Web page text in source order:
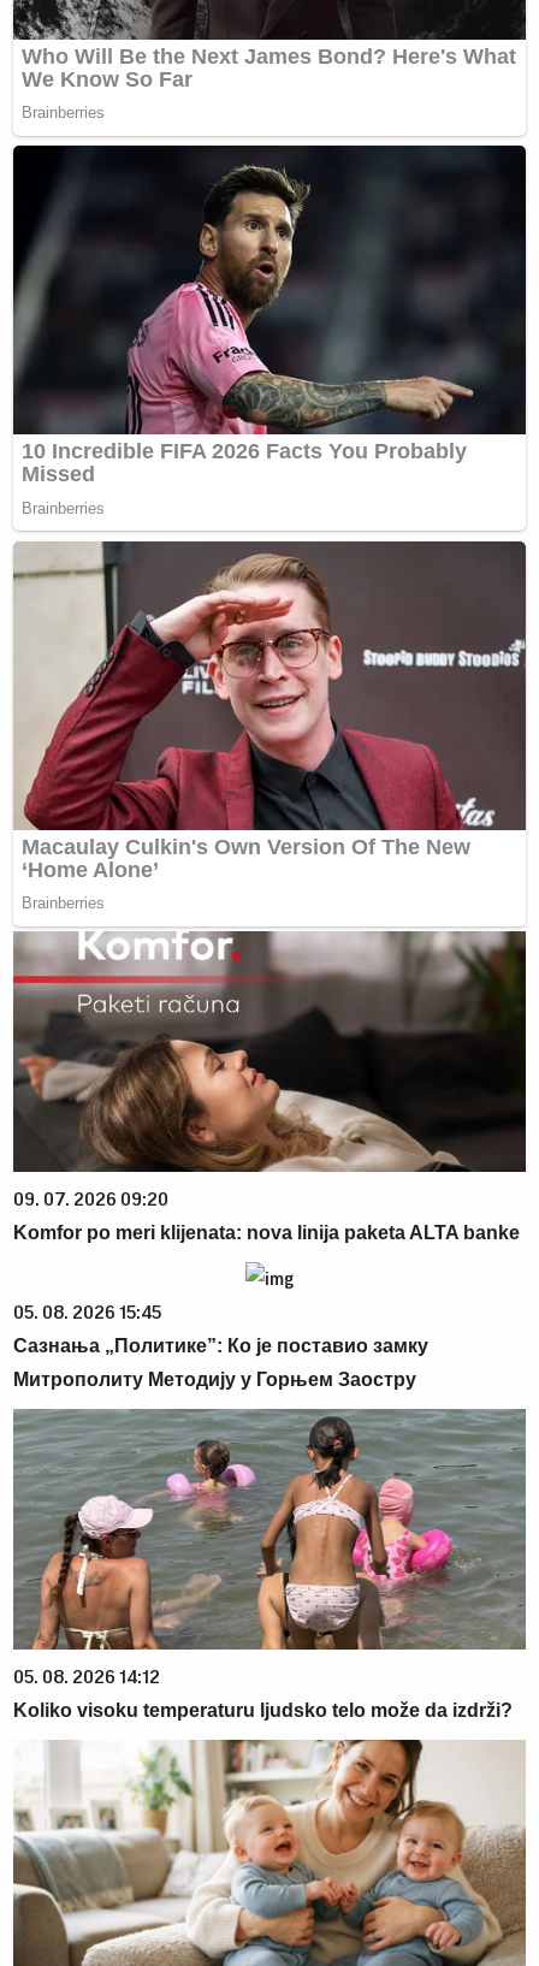
09. 07. 2026 09:20
Komfor po meri klijenata: nova linija paketa ALTA banke
05. 08. 2026 15:45
Сазнања „Политике”: Ко је поставио замку
Митрополиту Методију у Горњем Заостру
05. 08. 2026 14:12
Koliko visoku temperaturu ljudsko telo može da izdrži?